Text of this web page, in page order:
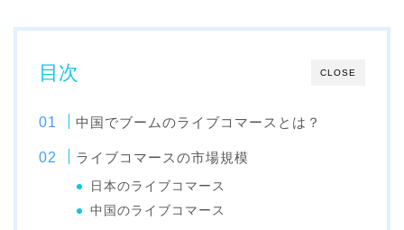
CLOSE
目次
中国でブームのライブコマースとは？
ライブコマースの市場規模
日本のライブコマース
中国のライブコマース